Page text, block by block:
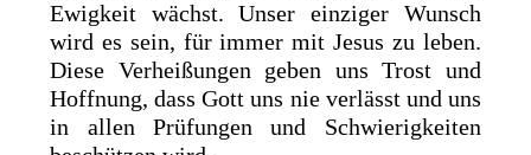
Ewigkeit wächst. Unser einziger Wunsch
wird es sein, für immer mit Jesus zu leben.
Diese Verheißungen geben uns Trost und
Hoffnung, dass Gott uns nie verlässt und uns
in allen Prüfungen und Schwierigkeiten